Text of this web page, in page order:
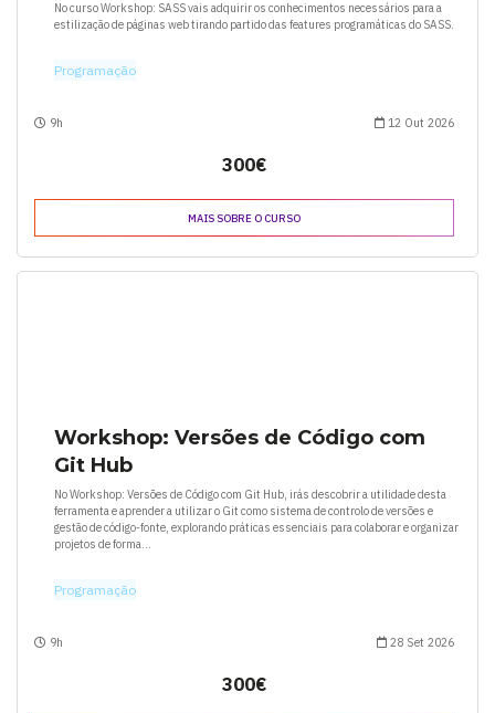
No curso Workshop: SASS vais adquirir os conhecimentos necessários para a
estilização de páginas web tirando partido das features programáticas do SASS.
Programação
9h 12 Out 2026
300€
MAIS SOBRE O CURSO
Workshop: Versões de Código com
Git Hub
No Workshop: Versões de Código com Git Hub, irás descobrir a utilidade desta
ferramenta e aprender a utilizar o Git como sistema de controlo de versões e
gestão de código-fonte, explorando práticas essenciais para colaborar e organizar
projetos de forma...
Programação
9h 28 Set 2026
300€